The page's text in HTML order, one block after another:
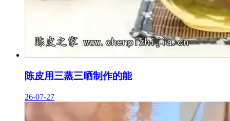
陈皮用三蒸三晒制作的能
26-07-27